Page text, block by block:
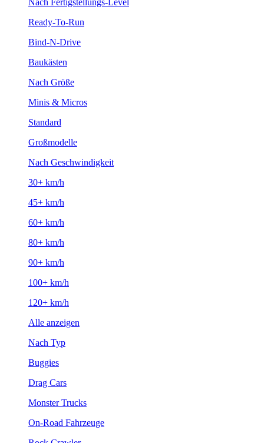
Nach Fertigstellungs-Level
Ready-To-Run
Bind-N-Drive
Baukästen
Nach Größe
Minis & Micros
Standard
Großmodelle
Nach Geschwindigkeit
30+ km/h
45+ km/h
60+ km/h
80+ km/h
90+ km/h
100+ km/h
120+ km/h
Alle anzeigen
Nach Typ
Buggies
Drag Cars
Monster Trucks
On-Road Fahrzeuge